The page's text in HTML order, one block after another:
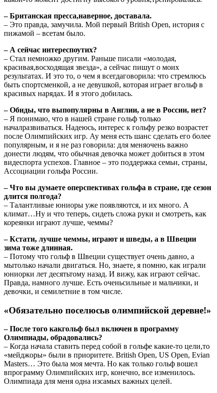
– Британская пресса,наверное, доставала.
– Это правда, замучила. Мой первый British Open, история с
пижамой – всетам было.
– А сейчас интереспоутих?
– Стал немножко другим. Раньше писали «молодая,
красивая,восходящая звезда», а сейчас пишут о моих
результатах. И это то, о чем я всегдаговорила: что стремлюсь
быть спортсменкой, а не девушкой, которая играет вгольф в
красивых нарядах. И я этого добилась.
– Обиды, что выпопулярны в Англии, а не в России, нет?
– Я понимаю, что в нашей стране гольф только
началразвиваться. Надеюсь, интерес к гольфу резко возрастет
после Олимпийских игр. Ау меня есть шанс сделать его более
популярным, и я не раз говорила: для меняочень важно
донести людям, что обычная девочка может добиться в этом
видеспорта успехов. Главное – это поддержка семьи, страны,
Ассоциации гольфа России.
– Что вы думаете оперспективах гольфа в стране, где сезон
длится полгода?
– Талантливые юниоры уже появляются, и их много. А
климат…Ну и что теперь, сидеть сложа руки и смотреть, как
кореянки играют лучше, чеммы?
– Кстати, лучше чеммы, играют и шведы, а в Швеции
зима тоже длинная.
– Потому что гольф в Швеции существует очень давно, а
мытолько начали двигаться. Но, знаете, я помню, как играли
юниорки лет десятьтому назад. И вижу, как играют сейчас.
Правда, намного лучше. Есть оченьсильные и мальчики, и
девочки, и семилетние в том числе.
«Обязательно поселюсьв олимпийской деревне!»
– После того какгольф был включен в программу
Олимпиады, обрадовались?
– Когда начала ставить перед собой в гольфе какие-то цели,то
«мейджоры» были в приоритете. British Open, US Open, Evian
Masters… Это была моя мечта. Но как только гольф вошел
впрограмму Олимпийских игр, конечно, все изменилось.
Олимпиада для меня одна изсамых важных целей.